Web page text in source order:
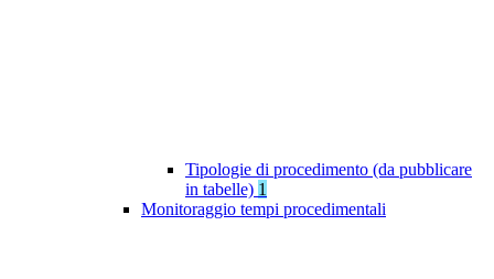
Tipologie di procedimento (da pubblicare
in tabelle) 1
Monitoraggio tempi procedimentali